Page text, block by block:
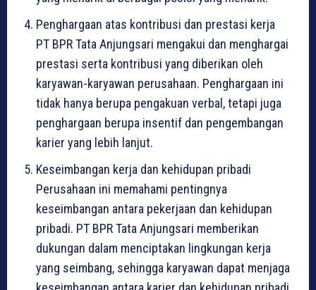
Penghargaan atas kontribusi dan prestasi kerja
PT BPR Tata Anjungsari mengakui dan menghargai
prestasi serta kontribusi yang diberikan oleh
karyawan-karyawan perusahaan. Penghargaan ini
tidak hanya berupa pengakuan verbal, tetapi juga
penghargaan berupa insentif dan pengembangan
karier yang lebih lanjut.
Keseimbangan kerja dan kehidupan pribadi
Perusahaan ini memahami pentingnya
keseimbangan antara pekerjaan dan kehidupan
pribadi. PT BPR Tata Anjungsari memberikan
dukungan dalam menciptakan lingkungan kerja
yang seimbang, sehingga karyawan dapat menjaga